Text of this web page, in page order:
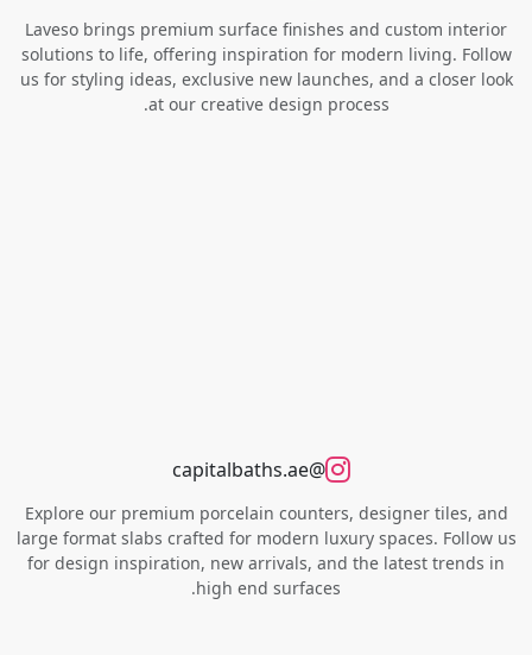
Laveso brings premium surface finishes and custom interior
solutions to life, offering inspiration for modern living. Follow
us for styling ideas, exclusive new launches, and a closer look
at our creative design process.
@capitalbaths.ae
Explore our premium porcelain counters, designer tiles, and
large format slabs crafted for modern luxury spaces. Follow us
for design inspiration, new arrivals, and the latest trends in
high end surfaces.